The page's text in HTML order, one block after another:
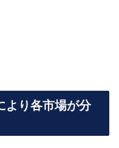
より各市場が分